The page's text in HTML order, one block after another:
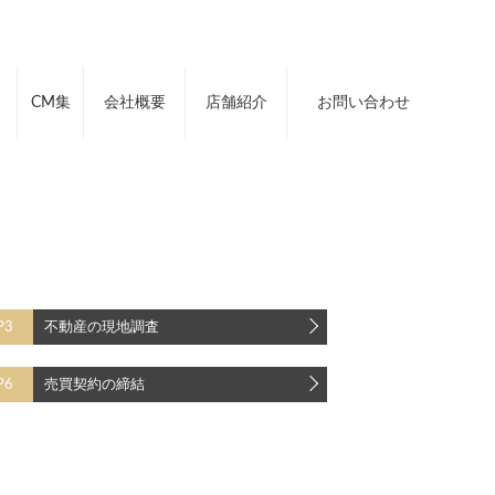
CM集 会社概要 店舗紹介 お問い合わせ
不動産の現地調査
売買契約の締結